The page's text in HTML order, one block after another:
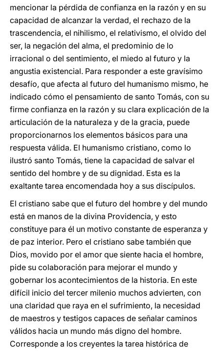
mencionar la pérdida de confianza en la razón y en su
capacidad de alcanzar la verdad, el rechazo de la
trascendencia, el nihilismo, el relativismo, el olvido del
ser, la negación del alma, el predominio de lo
irracional o del sentimiento, el miedo al futuro y la
angustia existencial. Para responder a este gravísimo
desafío, que afecta al futuro del humanismo mismo, he
indicado cómo el pensamiento de santo Tomás, con su
firme confianza en la razón y su clara explicación de la
articulación de la naturaleza y de la gracia, puede
proporcionarnos los elementos básicos para una
respuesta válida. El humanismo cristiano, como lo
ilustró santo Tomás, tiene la capacidad de salvar el
sentido del hombre y de su dignidad. Esta es la
exaltante tarea encomendada hoy a sus discípulos.
El cristiano sabe que el futuro del hombre y del mundo
está en manos de la divina Providencia, y esto
constituye para él un motivo constante de esperanza y
de paz interior. Pero el cristiano sabe también que
Dios, movido por el amor que siente hacia el hombre,
pide su colaboración para mejorar el mundo y
gobernar los acontecimientos de la historia. En este
difícil inicio del tercer milenio muchos advierten, con
una claridad que raya en el sufrimiento, la necesidad
de maestros y testigos capaces de señalar caminos
válidos hacia un mundo más digno del hombre.
Corresponde a los creyentes la tarea histórica de